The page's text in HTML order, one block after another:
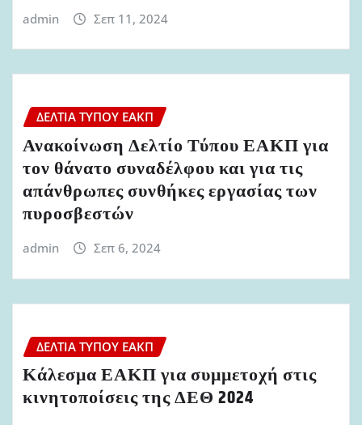
admin Σεπ 11, 2024
ΔΕΛΤΊΑ ΤΎΠΟΥ ΕΑΚΠ
Ανακοίνωση Δελτίο Τύπου ΕΑΚΠ για
τον θάνατο συναδέλφου και για τις
απάνθρωπες συνθήκες εργασίας των
πυροσβεστών
admin Σεπ 6, 2024
ΔΕΛΤΊΑ ΤΎΠΟΥ ΕΑΚΠ
Κάλεσμα ΕΑΚΠ για συμμετοχή στις
κινητοποίσεις της ΔΕΘ 2024